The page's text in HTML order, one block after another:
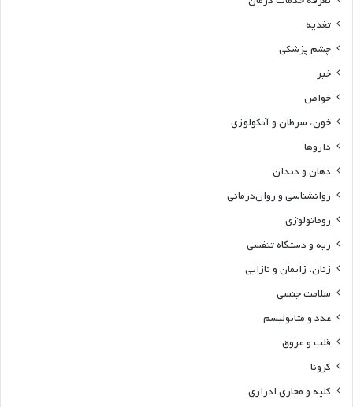
تغذیه
چشم پزشکی
خبر
خواص
خون، سرطان و آنکولوژی
داروها
دهان و دندان
روانشناسی و روان‌درمانی
روماتولوژی
ریه و دستگاه تنفسی
زنان، زایمان و نازایی
سلامت جنسی
غدد و متابولیسم
قلب و عروق
کرونا
کلیه و مجاری ادراری